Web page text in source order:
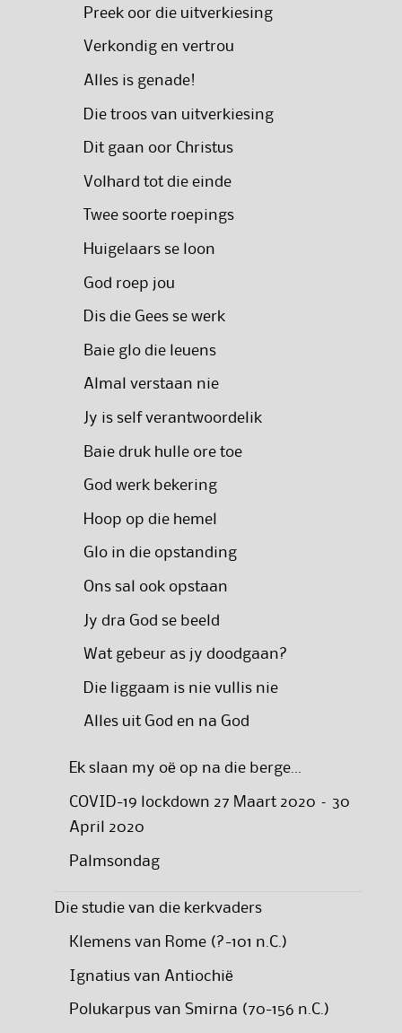
Preek oor die uitverkiesing
Verkondig en vertrou
Alles is genade!
Die troos van uitverkiesing
Dit gaan oor Christus
Volhard tot die einde
Twee soorte roepings
Huigelaars se loon
God roep jou
Dis die Gees se werk
Baie glo die leuens
Almal verstaan nie
Jy is self verantwoordelik
Baie druk hulle ore toe
God werk bekering
Hoop op die hemel
Glo in die opstanding
Ons sal ook opstaan
Jy dra God se beeld
Wat gebeur as jy doodgaan?
Die liggaam is nie vullis nie
Alles uit God en na God
Ek slaan my oë op na die berge…
COVID-19 lockdown 27 Maart 2020 – 30
April 2020
Palmsondag
Die studie van die kerkvaders
Klemens van Rome (?-101 n.C.)
Ignatius van Antiochië
Polukarpus van Smirna (70-156 n.C.)